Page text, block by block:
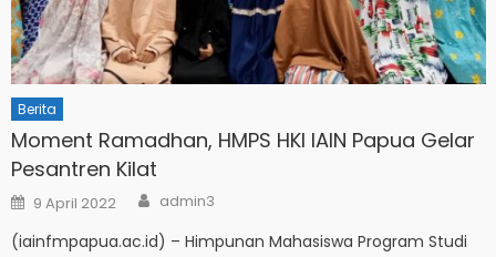
Berita
Moment Ramadhan, HMPS HKI IAIN Papua Gelar
Pesantren Kilat
Posted
on
9 April 2022 Author
admin3
(iainfmpapua.ac.id) – Himpunan Mahasiswa Program Studi